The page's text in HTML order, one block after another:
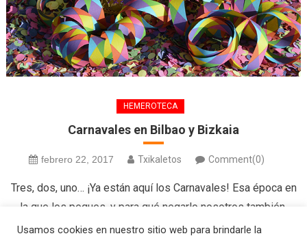
HEMEROTECA
Carnavales en Bilbao y Bizkaia
febrero 22, 2017 Txikaletos Comment(0)
Tres, dos, uno… ¡Ya están aquí los Carnavales! Esa época en
la que los peques, y para qué negarlo nosotros también,
disfrutamos disfrazándonos y participando en todas las
Usamos cookies en nuestro sitio web para brindarle la